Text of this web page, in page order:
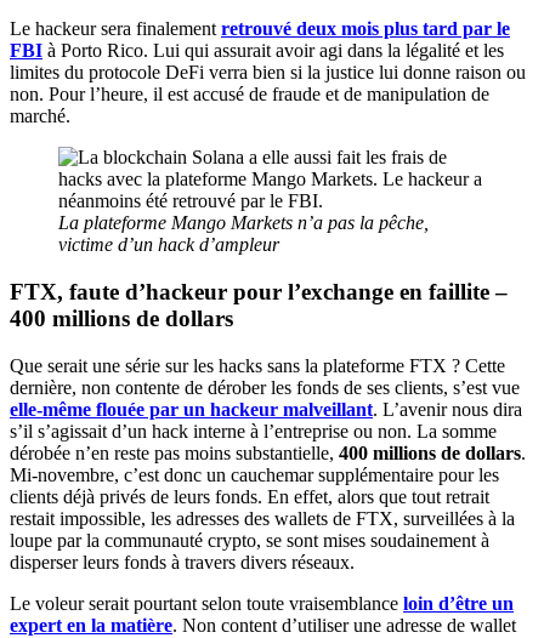
Le hackeur sera finalement retrouvé deux mois plus tard par le
FBI à Porto Rico. Lui qui assurait avoir agi dans la légalité et les
limites du protocole DeFi verra bien si la justice lui donne raison ou
non. Pour l’heure, il est accusé de fraude et de manipulation de
marché.
La plateforme Mango Markets n’a pas la pêche,
victime d’un hack d’ampleur
FTX, faute d’hackeur pour l’exchange en faillite –
400 millions de dollars
Que serait une série sur les hacks sans la plateforme FTX ? Cette
dernière, non contente de dérober les fonds de ses clients, s’est vue
elle-même flouée par un hackeur malveillant. L’avenir nous dira
s’il s’agissait d’un hack interne à l’entreprise ou non. La somme
dérobée n’en reste pas moins substantielle, 400 millions de dollars.
Mi-novembre, c’est donc un cauchemar supplémentaire pour les
clients déjà privés de leurs fonds. En effet, alors que tout retrait
restait impossible, les adresses des wallets de FTX, surveillées à la
loupe par la communauté crypto, se sont mises soudainement à
disperser leurs fonds à travers divers réseaux.
Le voleur serait pourtant selon toute vraisemblance loin d’être un
expert en la matière. Non content d’utiliser une adresse de wallet